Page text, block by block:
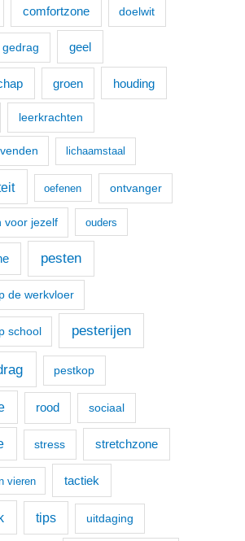
comfortzone doelwit
gedrag geel
groen houding
leerkrachten
lichaamstaal
oefenen ontvanger
voor jezelf ouders
pesten
de werkvloer
school pesterijen
pestkop
rood sociaal
stress stretchzone
vieren tactiek
tips uitdaging